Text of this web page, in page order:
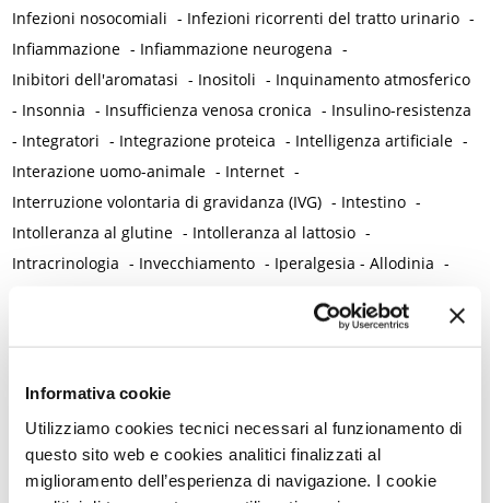
Informativa cookie
Utilizziamo cookies tecnici necessari al funzionamento di
questo sito web e cookies analitici finalizzati al
miglioramento dell’esperienza di navigazione. I cookie
Infezioni nosocomiali - Infezioni ricorrenti del tratto urinario -
Infiammazione - Infiammazione neurogena -
Inibitori dell'aromatasi - Inositoli - Inquinamento atmosferico
- Insonnia - Insufficienza venosa cronica - Insulino-resistenza
- Integratori - Integrazione proteica - Intelligenza artificiale -
Interazione uomo-animale - Internet -
Interruzione volontaria di gravidanza (IVG) - Intestino -
Intolleranza al glutine - Intolleranza al lattosio -
Intracrinologia - Invecchiamento - Iperalgesia - Allodinia -
Iperplasia atipica e carcinoma dell'endometrio -
Ipoestrogenismo -Ipotiroidismo
L-carnitina - Laparoscopia - Lattobacilli -Lattoferrina
Legislazione -